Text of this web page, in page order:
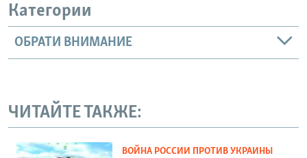
Категории
ОБРАТИ ВНИМАНИЕ
ЧИТАЙТЕ ТАКЖЕ:
ВОЙНА РОССИИ ПРОТИВ УКРАИНЫ